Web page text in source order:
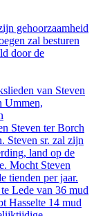
gehoorzaamheid
zal besturen
door de
van Steven
Ummen,
Steven ter Borch
Steven sr. zal zijn
land op de
Mocht Steven
tienden per jaar.
Lede van 36 mud
Hasselte 14 mud